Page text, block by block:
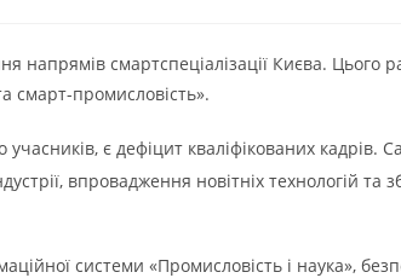
напрямів смартспеціалізації Києва. Цього
смарт-промисловість».
є дефіцит кваліфікованих кадрів.
впровадження новітніх технологій та
системи «Промисловість і наука»,